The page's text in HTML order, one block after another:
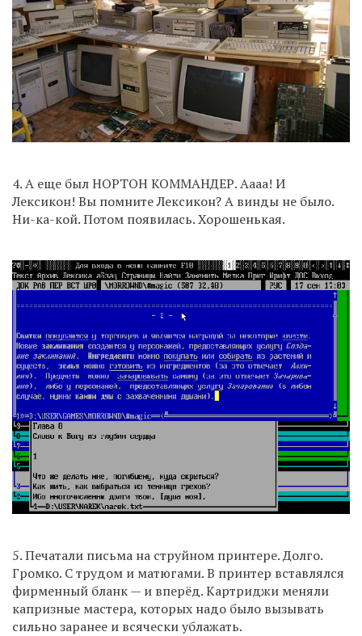
4. А еще был НОРТОН КОММАНДЕР. Аааа! И
Лексикон! Вы помните Лексикон? А винды не было.
Ни-ка-кой. Потом появилась. Хорошенькая.
5. Печатали письма на струйном принтере. Долго.
Громко. С трудом и матюгами. В принтер вставлялся
фирменный бланк — и вперёд. Картриджи меняли
капризные мастера, которых надо было вызывать
сильно заранее и всячески ублажать.